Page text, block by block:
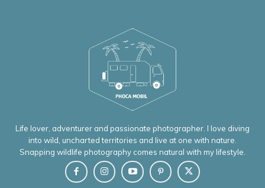
Life lover, adventurer and passionate photographer. I love diving
into wild, uncharted territories and live at one with nature.
Snapping wildlife photography comes natural with my lifestyle.